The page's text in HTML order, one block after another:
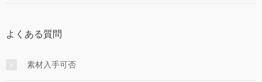
よくある質問
素材入手可否